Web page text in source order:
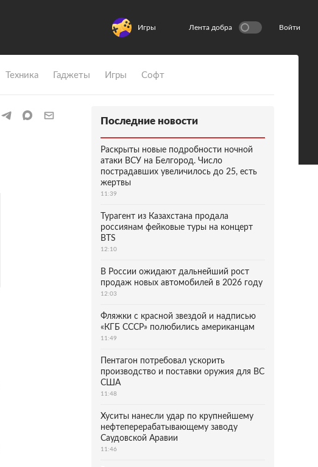
Игры Лента добра Войти
Техника Гаджеты Игры Софт
Последние новости
Раскрыты новые подробности ночной
атаки ВСУ на Белгород. Число
пострадавших увеличилось до 25, есть
жертвы
11:39
Турагент из Казахстана продала
россиянам фейковые туры на концерт
BTS
12:10
В России ожидают дальнейший рост
продаж новых автомобилей в 2026 году
12:03
Фляжки с красной звездой и надписью
«КГБ СССР» полюбились американцам
11:49
Пентагон потребовал ускорить
производство и поставки оружия для ВС
США
11:48
Хуситы нанесли удар по крупнейшему
нефтеперерабатывающему заводу
Саудовской Аравии
11:46